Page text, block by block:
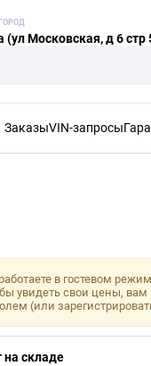
(ул Московская, д 6 стр
ЗаказыVIN-запросы
в гостевом
увидеть свои цены,
(или
на складе